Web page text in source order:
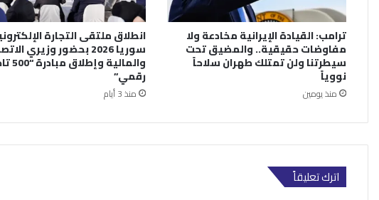
ترامب: القيادة الإيرانية مخادعة ولا
مفاوضات حقيقية.. والمضيق تحت
سيطرتنا ولن تمتلك طهران سلاحاً
نووياً
منذ يومين
انطلاق ملتقى التجارة
سوريا 2026 بحضور وزيري
والمالية
رقمي”
منذ 3 أيام
اترك تعليقاً